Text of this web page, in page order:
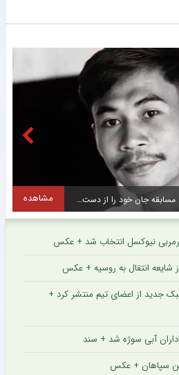
ستاره ۲۴ ساله تایلندی در جریان مسابقه جان خود را از دست داد + عکس مشاهده
نیوکسل انتخاب شد + عکس
انتقال به روسیه + عکس
جدید از اعضای تیم منتشر کرد +
آبی سوژه شد + سند
سپاهان + عکس